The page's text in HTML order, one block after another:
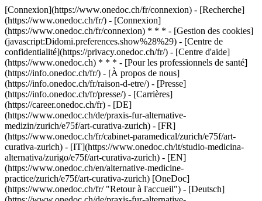
[Connexion](https://www.onedoc.ch/fr/connexion) - [Recherche]
(https://www.onedoc.ch/fr/) - [Connexion]
(https://www.onedoc.ch/fr/connexion) * * * - [Gestion des cookies]
(javascript:Didomi.preferences.show%28%29) - [Centre de
confidentialité](https://privacy.onedoc.ch/fr/) - [Centre d'aide]
(https://www.onedoc.ch) * * * - [Pour les professionnels de santé]
(https://info.onedoc.ch/fr/) - [À propos de nous]
(https://info.onedoc.ch/fr/raison-d-etre/) - [Presse]
(https://info.onedoc.ch/fr/presse/) - [Carrières]
(https://career.onedoc.ch/fr) - [DE]
(https://www.onedoc.ch/de/praxis-fur-alternative-
medizin/zurich/e75f/art-curativa-zurich) - [FR]
(https://www.onedoc.ch/fr/cabinet-paramedical/zurich/e75f/art-
curativa-zurich) - [IT](https://www.onedoc.ch/it/studio-medicina-
alternativa/zurigo/e75f/art-curativa-zurich) - [EN]
(https://www.onedoc.ch/en/alternative-medicine-
practice/zurich/e75f/art-curativa-zurich) [OneDoc]
(https://www.onedoc.ch/fr/ "Retour à l'accueil") - [Deutsch]